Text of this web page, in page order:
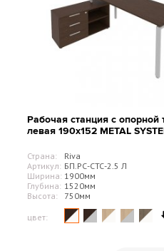
Рабочая станция с опорной
левая 190х152 METAL
Страна:
Riva
Артикул: БП.РС-СТС-2.5 Л
Ширина: 1900мм
Глубина: 1520мм
Высота:
750мм
цвет: